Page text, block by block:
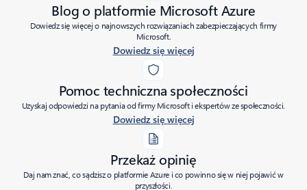
Blog o platformie Microsoft Azure
Dowiedz się więcej o najnowszych rozwiązaniach zabezpieczających firmy
Microsoft.
Dowiedz się więcej
Pomoc techniczna społeczności
Uzyskaj odpowiedzi na pytania od firmy Microsoft i ekspertów ze społeczności.
Dowiedz się więcej
Przekaż opinię
Daj nam znać, co sądzisz o platformie Azure i co powinno się w niej pojawić w
przyszłości.